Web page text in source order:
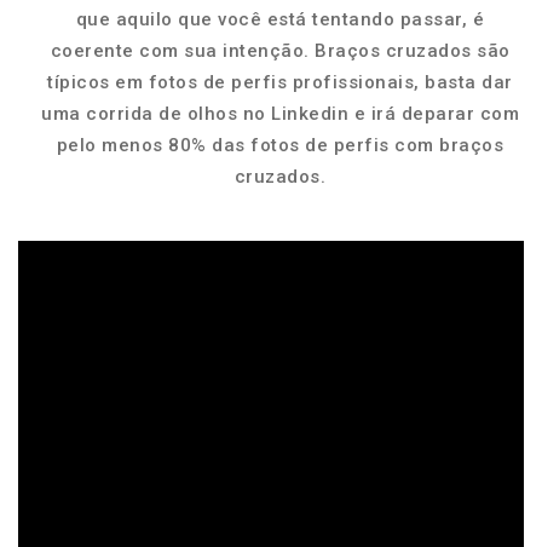
que aquilo que você está tentando passar, é
coerente com sua intenção. Braços cruzados são
típicos em fotos de perfis profissionais, basta dar
uma corrida de olhos no Linkedin e irá deparar com
pelo menos 80% das fotos de perfis com braços
cruzados.